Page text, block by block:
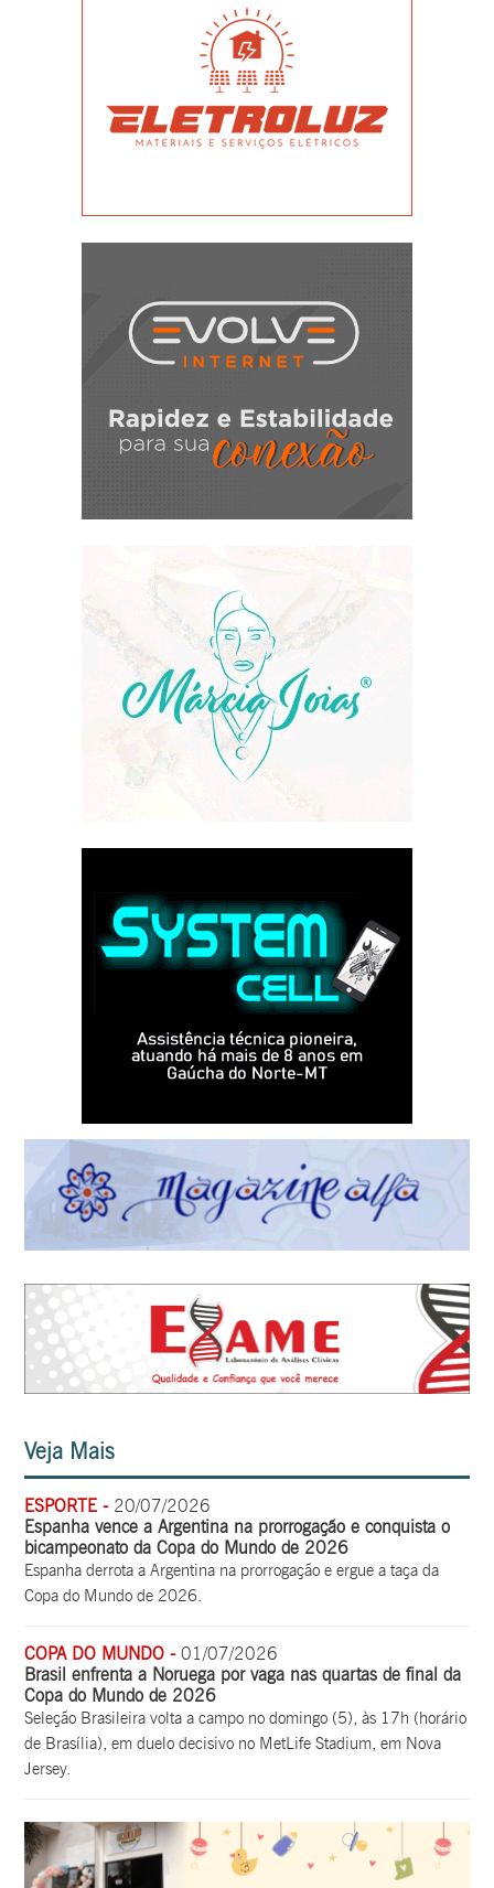
Veja Mais
ESPORTE -20/07/2026
Espanha vence a Argentina na prorrogação e conquista o
bicampeonato da Copa do Mundo de 2026
Espanha derrota a Argentina na prorrogação e ergue a taça da
Copa do Mundo de 2026.
COPA DO MUNDO -01/07/2026
Brasil enfrenta a Noruega por vaga nas quartas de final da
Copa do Mundo de 2026
Seleção Brasileira volta a campo no domingo (5), às 17h (horário
de Brasília), em duelo decisivo no MetLife Stadium, em Nova
Jersey.